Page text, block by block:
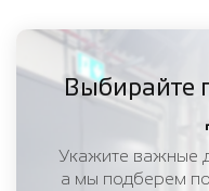
Выбирайте
Укажите важные
а мы подберем